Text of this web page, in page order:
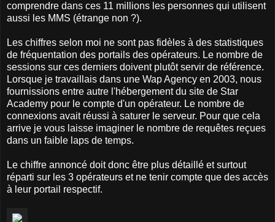
comprendre dans ces 11 millions les personnes qui utilisent
aussi les MMS (étrange non ?).
Les chiffres selon moi ne sont pas fidèles à des statistiques
de fréquentation des portails des opérateurs. Le nombre de
sessions sur ces derniers doivent plutôt servir de référence.
Lorsque je travaillais dans une Wap Agency en 2003, nous
fournissions entre autre l'hébergement du site de Star
Academy pour le compte d'un opérateur. Le nombre de
connexions avait réussi à saturer le serveur. Pour que cela
arrive je vous laisse imaginer le nombre de requêtes reçues
dans un faible laps de temps.
Le chiffre annoncé doit donc être plus détaillé et surtout
réparti sur les 3 opérateurs et ne tenir compte que des accès
à leur portail respectif.